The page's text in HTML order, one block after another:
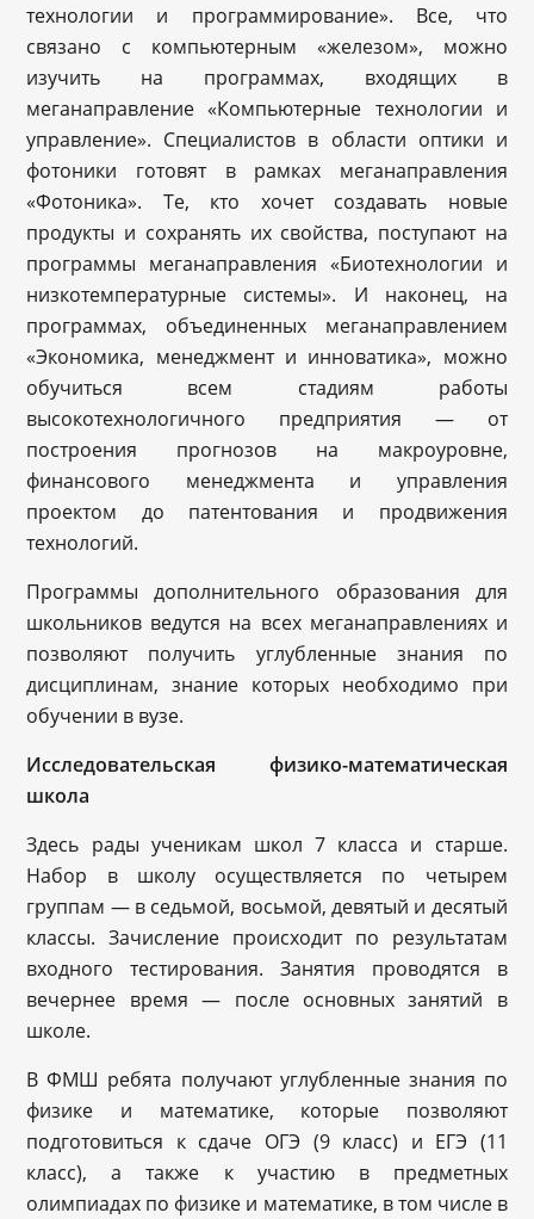
технологии и программирование». Все, что
связано с компьютерным «железом», можно
изучить на программах, входящих в
меганаправление «Компьютерные технологии и
управление». Специалистов в области оптики и
фотоники готовят в рамках меганаправления
«Фотоника». Те, кто хочет создавать новые
продукты и сохранять их свойства, поступают на
программы меганаправления «Биотехнологии и
низкотемпературные системы». И наконец, на
программах, объединенных меганаправлением
«Экономика, менеджмент и инноватика», можно
обучиться всем стадиям работы
высокотехнологичного предприятия — от
построения прогнозов на макроуровне,
финансового менеджмента и управления
проектом до патентования и продвижения
технологий.
Программы дополнительного образования для
школьников ведутся на всех меганаправлениях и
позволяют получить углубленные знания по
дисциплинам, знание которых необходимо при
обучении в вузе.
Исследовательская физико-математическая
школа
Здесь рады ученикам школ 7 класса и старше.
Набор в школу осуществляется по четырем
группам — в седьмой, восьмой, девятый и десятый
классы. Зачисление происходит по результатам
входного тестирования. Занятия проводятся в
вечернее время — после основных занятий в
школе.
В ФМШ ребята получают углубленные знания по
физике и математике, которые позволяют
подготовиться к сдаче ОГЭ (9 класс) и ЕГЭ (11
класс), а также к участию в предметных
олимпиадах по физике и математике, в том числе в